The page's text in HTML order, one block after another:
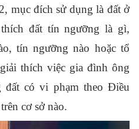
mục đích sử dụng là đất ở
đất tín ngưỡng là gì,
tín ngưỡng nào hoặc tổ
thích việc gia đình ông
đất có vi phạm theo Điều
cơ sở nào.